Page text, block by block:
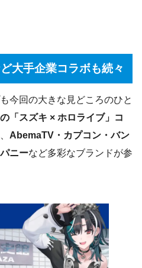
大手企業コラボも続々
今回の大きな見どころのひと
「スズキ × ホロライブ」コ
AbemaTV・カプコン・バン
ニーなど多彩なブランドが参